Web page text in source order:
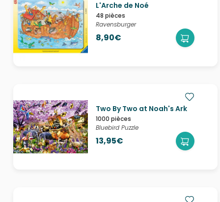
L'Arche de Noé
48 pièces
Ravensburger
8,90€
Two By Two at Noah's Ark
1000 pièces
Bluebird Puzzle
13,95€